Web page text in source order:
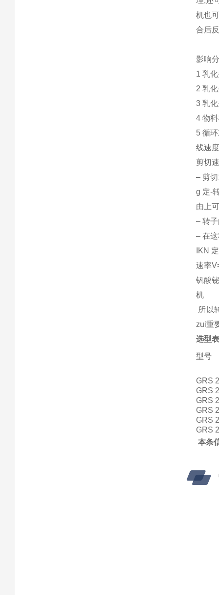
机也
合后
影响
1 乳
2 乳
3 乳
4 物
5 循
线速
剪切
– 剪
g 定-
由上
– 转
– 在
IKN
速率
钒酸
机
所以
zui重
选型
型号
GRS
GRS
GRS
GRS
GRS
GRS
本条